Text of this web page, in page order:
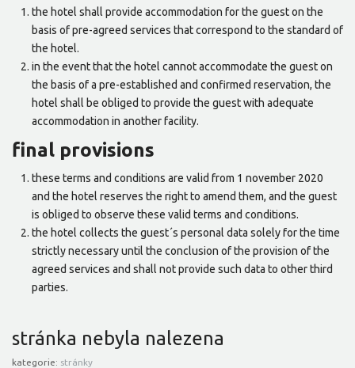
the hotel shall provide accommodation for the guest on the
basis of pre-agreed services that correspond to the standard of
the hotel.
in the event that the hotel cannot accommodate the guest on
the basis of a pre-established and confirmed reservation, the
hotel shall be obliged to provide the guest with adequate
accommodation in another facility.
final provisions
these terms and conditions are valid from 1 november 2020
and the hotel reserves the right to amend them, and the guest
is obliged to observe these valid terms and conditions.
the hotel collects the guest´s personal data solely for the time
strictly necessary until the conclusion of the provision of the
agreed services and shall not provide such data to other third
parties.
stránka nebyla nalezena
kategorie: stránky